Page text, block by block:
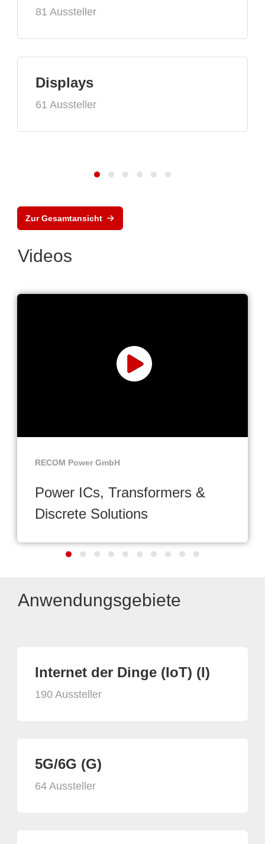
81 Aussteller
Displays
61 Aussteller
Zur Gesamtansicht
Videos
RECOM Power GmbH
Power ICs, Transformers &
Discrete Solutions
Anwendungsgebiete
Internet der Dinge (IoT) (I)
190 Aussteller
5G/6G (G)
64 Aussteller